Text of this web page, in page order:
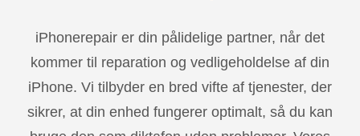
iPhonerepair er din pålidelige partner, når det
kommer til reparation og vedligeholdelse af din
iPhone. Vi tilbyder en bred vifte af tjenester, der
sikrer, at din enhed fungerer optimalt, så du kan